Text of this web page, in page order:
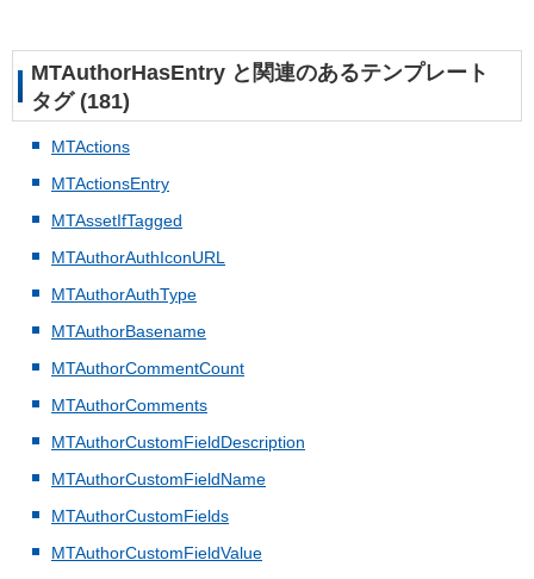
MTAuthorHasEntry と関連のあるテンプレート
タグ (181)
MTActions
MTActionsEntry
MTAssetIfTagged
MTAuthorAuthIconURL
MTAuthorAuthType
MTAuthorBasename
MTAuthorCommentCount
MTAuthorComments
MTAuthorCustomFieldDescription
MTAuthorCustomFieldName
MTAuthorCustomFields
MTAuthorCustomFieldValue